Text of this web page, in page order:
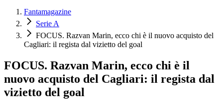
Fantamagazine
Serie A
FOCUS. Razvan Marin, ecco chi è il nuovo acquisto del
Cagliari: il regista dal vizietto del goal
FOCUS. Razvan Marin, ecco chi è il
nuovo acquisto del Cagliari: il regista dal
vizietto del goal